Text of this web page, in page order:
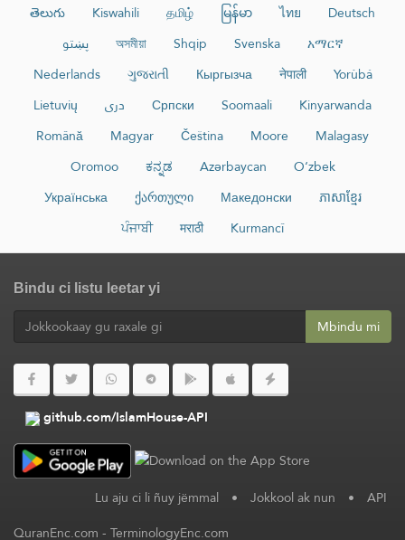
తెలుగు
Kiswahili தமிழ் မြန်မာ ไทย
Deutsch
پښتو
অসমীয়া Shqip Svenska
አማርኛ
Nederlands
ગુજરાતી Кыргызча नेपाली
Yorùbá
Lietuvių
دری Српски Soomaali
Kinyarwanda
Română
Magyar Čeština Moore
Malagasy
Oromoo
ಕನ್ನಡ Azərbaycan
O‘zbek
Українська
ქართული Македонски
ភាសាខ្មែរ
ਪੰਜਾਬੀ
मराठी Kurmancî
Bindu ci listu leetar yi
Mbindu mi
github.com/IslamHouse-API
Lu aju ci li ñuy jëmmal • Jokkool ak nun • API
QuranEnc.com-TerminologyEnc.com